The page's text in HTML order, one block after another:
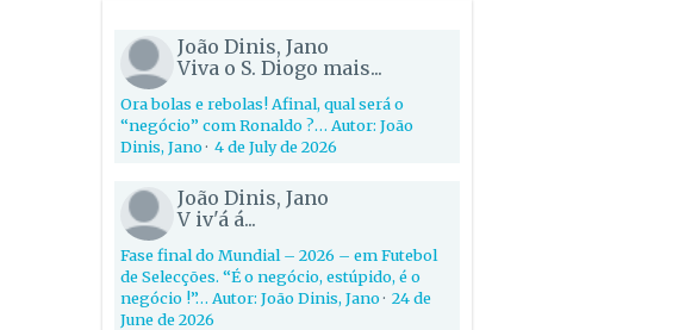
João Dinis, Jano
Viva o S. Diogo mais...
Ora bolas e rebolas! Afinal, qual será o
“negócio” com Ronaldo ?… Autor: João
Dinis, Jano· 4 de July de 2026
João Dinis, Jano
V iv'á á...
Fase final do Mundial – 2026 – em Futebol
de Selecções. “É o negócio, estúpido, é o
negócio !”… Autor: João Dinis, Jano· 24 de
June de 2026